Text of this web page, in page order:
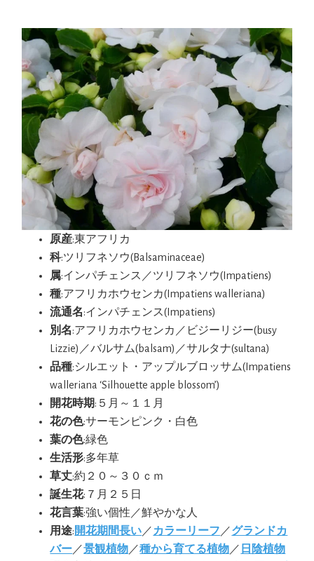
原産:東アフリカ
科:ツリフネソウ(Balsaminaceae)
属:インパチェンス／ツリフネソウ(Impatiens)
種:アフリカホウセンカ(Impatiens walleriana)
流通名:インパチェンス(Impatiens)
別名:アフリカホウセンカ／ビジーリジー(busy
Lizzie)／バルサム(balsam)／サルタナ(sultana)
品種:シルエット・アップルブロッサム(Impatiens
walleriana ‘Silhouette apple blossom’)
開花時期:５月～１１月
花の色:サーモンピンク・白色
葉の色:緑色
生活形:多年草
草丈:約２０～３０ｃｍ
誕生花:７月２５日
花言葉:強い個性／鮮やかな人
用途:開花期間長い／カラーリーフ ／グランドカ
バー／景観植物／種から育てる植物／ 日陰植物